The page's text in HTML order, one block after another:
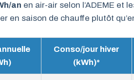
an en air-air selon l’ADEME et
en saison de chauffe plutôt
Conso/jour hiver
(kWh)*